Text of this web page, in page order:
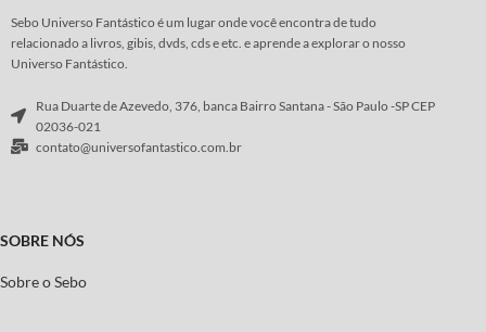
Sebo Universo Fantástico é um lugar onde você encontra de tudo
relacionado a livros, gibis, dvds, cds e etc. e aprende a explorar o nosso
Universo Fantástico.
Rua Duarte de Azevedo, 376, banca Bairro Santana - São Paulo -SP CEP
02036-021
contato@universofantastico.com.br
SOBRE NÓS
Sobre o Sebo